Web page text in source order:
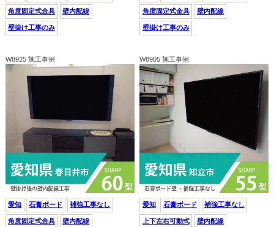
角度固定式金具 壁内配線
壁掛け工事のみ
角度固定式金具 壁内配線
壁掛け工事のみ
W8925 施工事例
愛知 石膏ボード 補強工事なし
角度固定式金具 壁内配線
W8905 施工事例
愛知 石膏ボード 補強工事なし
上下左右可動式 壁内配線